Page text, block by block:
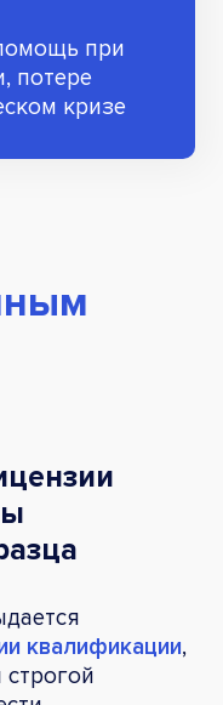
при
потере
кризе
квалификации,